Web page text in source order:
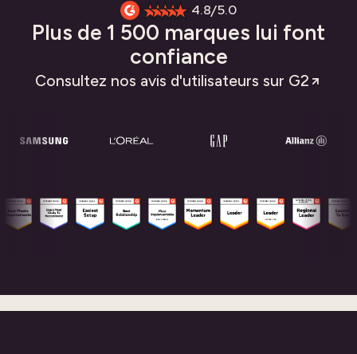
4.8/5.0
Plus de 1 500 marques lui font
confiance
Consultez nos avis d'utilisateurs sur G2